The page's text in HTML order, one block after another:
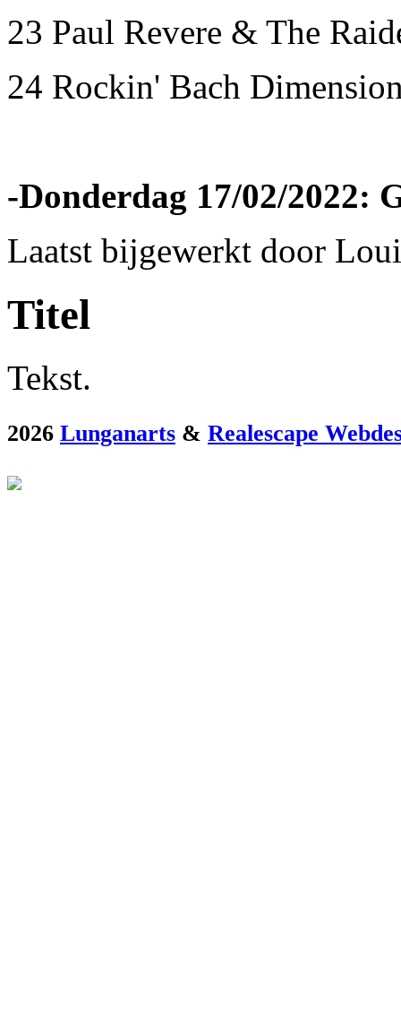
23 Paul Revere & The
24 Rockin' Bach
-Donderdag 17/02/2022:
Laatst bijgewerkt door
Titel
Tekst.
2026 Lunganarts & Realescape